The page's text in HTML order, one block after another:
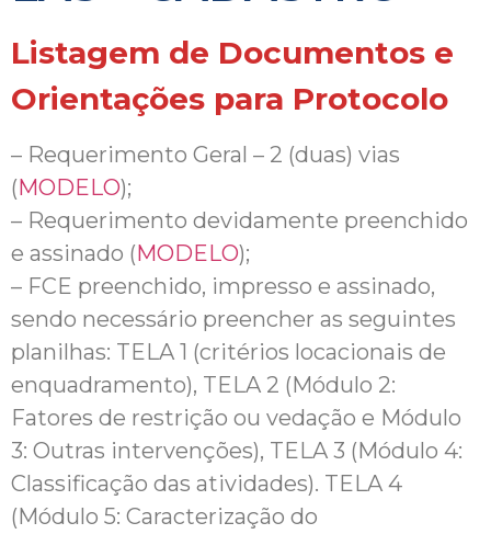
Listagem de Documentos e
Orientações para Protocolo
– Requerimento Geral – 2 (duas) vias
(MODELO);
– Requerimento devidamente preenchido
e assinado (MODELO);
– FCE preenchido, impresso e assinado,
sendo necessário preencher as seguintes
planilhas: TELA 1 (critérios locacionais de
enquadramento), TELA 2 (Módulo 2:
Fatores de restrição ou vedação e Módulo
3: Outras intervenções), TELA 3 (Módulo 4:
Classificação das atividades). TELA 4
(Módulo 5: Caracterização do